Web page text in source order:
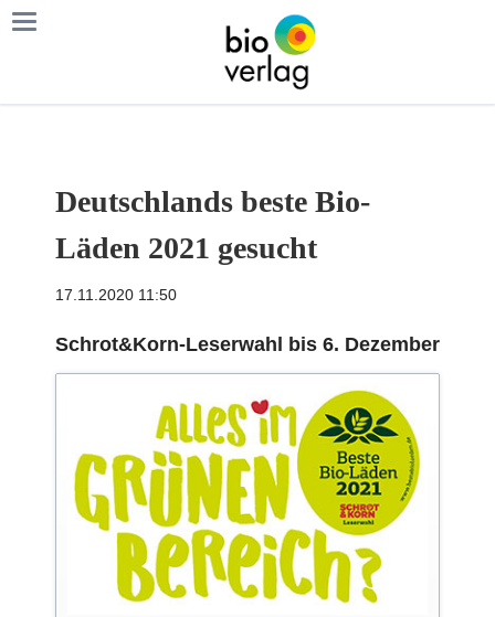
Deutschlands beste Bio-
Läden 2021 gesucht
17.11.2020 11:50
Schrot&Korn-Leserwahl bis 6. Dezember